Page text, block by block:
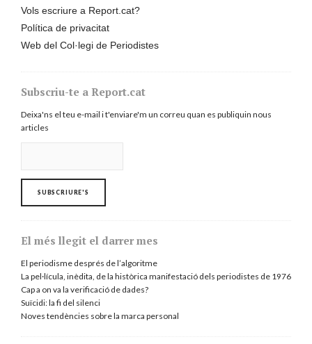
Vols escriure a Report.cat?
Política de privacitat
Web del Col·legi de Periodistes
Subscriu-te a Report.cat
Deixa'ns el teu e-mail i t'enviare'm un correu quan es publiquin nous
articles
El més llegit el darrer mes
El periodisme després de l’algoritme
La pel·lícula, inèdita, de la històrica manifestació dels periodistes de 1976
Cap a on va la verificació de dades?
Suïcidi: la fi del silenci
Noves tendències sobre la marca personal